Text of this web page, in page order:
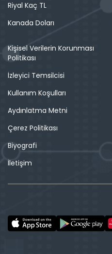
Riyal Kaç TL
Kanada Doları
Kişisel Verilerin Korunması
Politikası
İzleyici Temsilcisi
Kullanım Koşulları
Aydınlatma Metni
Çerez Politikası
Biyografi
İletişim